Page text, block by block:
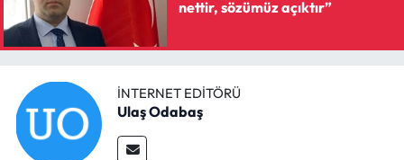
nettir, sözümüz açıktır”
İNTERNET EDITÖRÜ
Ulaş Odabaş